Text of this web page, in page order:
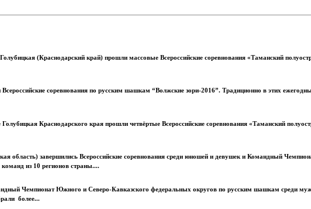
(Краснодарский край) прошли массовые Всероссийские соревнования «Таманский
соревнования по русским шашкам “Волжские зори-2016”. Традиционно в этих
Краснодарского края прошли четвёртые Всероссийские соревнования «Таманский
область) завершились Всероссийские соревнования среди юношей и девушек и Командный
из 10 регионов страны....
Чемпионат Южного и Северо-Кавказского федеральных округов по русским шашкам среди
более...